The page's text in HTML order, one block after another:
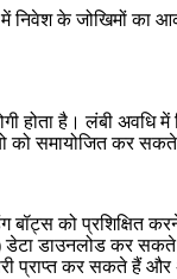
में निवेश के
होता है। लंबी
को समायोजित कर
को प्रशिक्षित
डेटा डाउनलोड कर
प्राप्त कर सकते हैं और